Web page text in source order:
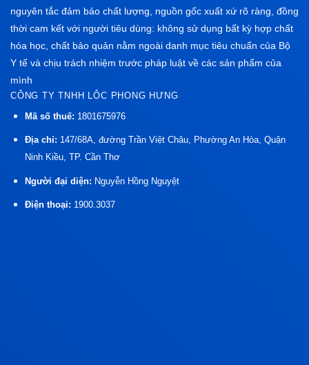
nguyên tắc đảm bảo chất lượng, nguồn gốc xuất xứ rõ ràng, đồng
thời cam kết với người tiêu dùng: không sử dụng bất kỳ hợp chất
hóa học, chất bảo quản nằm ngoài danh mục tiêu chuẩn của Bộ
Y tế và chịu trách nhiệm trước pháp luật về các sản phẩm của
mình
CÔNG TY TNHH LÔC PHONG HƯNG
Mã số thuế: 1801675976
Địa chỉ: 147/68A, đường Trần Việt Châu, Phường An Hòa, Quận
Ninh Kiều, TP. Cần Thơ
Người đại diện: Nguyễn Hồng Nguyệt
Điện thoại: 1900.3037